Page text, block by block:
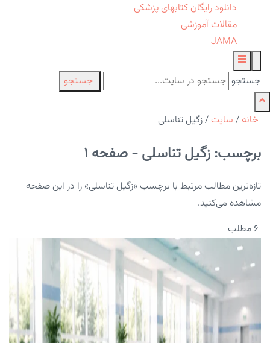
دانلود رایگان کتابهای پزشکی
مقالات آموزشی
JAMA
جستجو جستجو
خانه / سایت /زگیل تناسلی
برچسب: زگیل تناسلی - صفحه 1
تازه‌ترین مطالب مرتبط با برچسب «زگیل تناسلی» را در این صفحه
مشاهده می‌کنید.
۶ مطلب